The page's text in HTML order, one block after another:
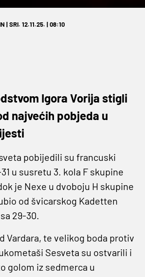
| SRI. 12.11.25. | 08:10
Igora Vorija stigli
najvećih pobjeda u
pobijedili su francuski
u susretu 3. kola F skupine
je Nexe u dvoboju H skupine
od švicarskog Kadetten
29-30.
Vardara, te velikog boda protiv
Sesveta su ostvarili i
golom iz sedmerca u